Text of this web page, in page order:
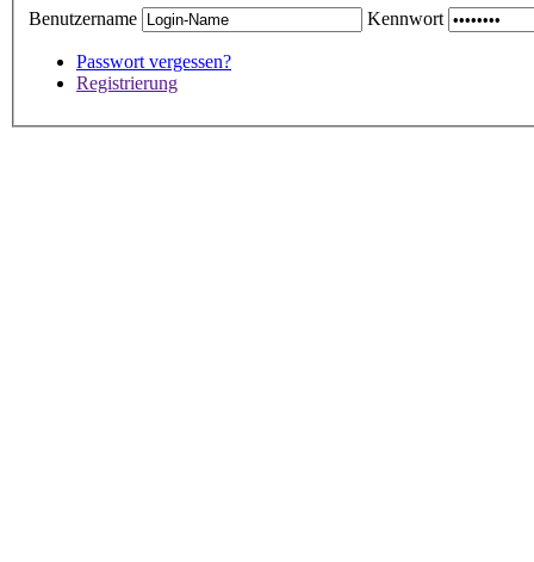
Benutzername
Kennwort
Passwort vergessen?
Registrierung